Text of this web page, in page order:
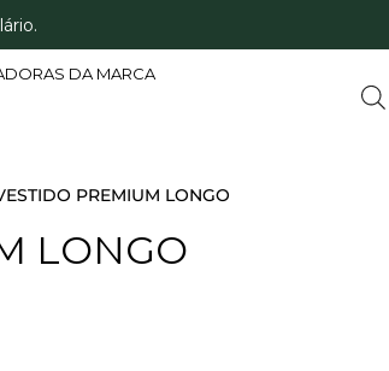
DA MARCA
PREMIUM LONGO
LONGO